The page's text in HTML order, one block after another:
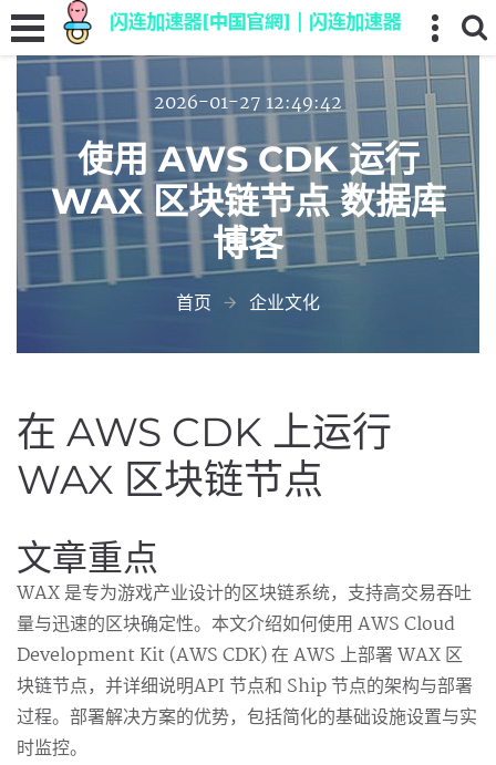
2026-01-27 12:49:42
使用 AWS CDK 运行
WAX 区块链节点 数据库
博客
首页 企业文化
在 AWS CDK 上运行
WAX 区块链节点
文章重点
WAX 是专为游戏产业设计的区块链系统，支持高交易吞吐
量与迅速的区块确定性。本文介绍如何使用 AWS Cloud
Development Kit (AWS CDK) 在 AWS 上部署 WAX 区
块链节点，并详细说明API 节点和 Ship 节点的架构与部署
过程。部署解决方案的优势，包括简化的基础设施设置与实
时监控。